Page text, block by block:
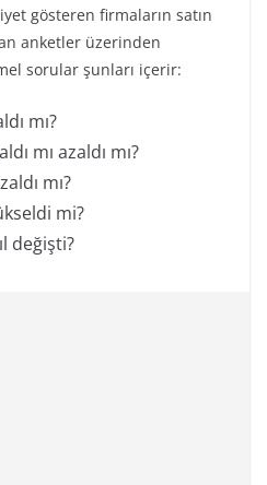
gösteren firmaların satın
anketler üzerinden
sorular şunları içerir:
mı?
mı azaldı mı?
mı?
mi?
değişti?